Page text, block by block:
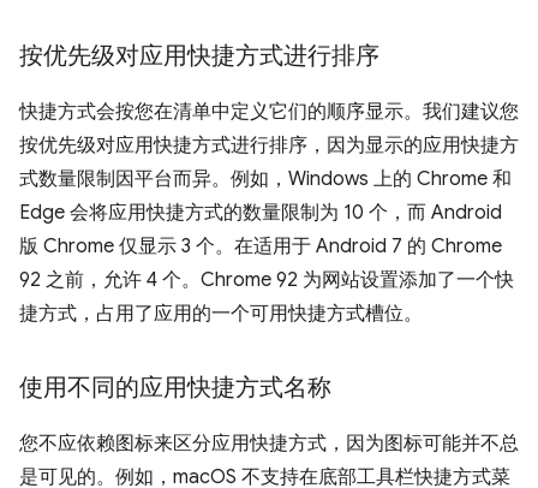
按优先级对应用快捷方式进行排序
快捷方式会按您在清单中定义它们的顺序显示。我们建议您
按优先级对应用快捷方式进行排序，因为显示的应用快捷方
式数量限制因平台而异。例如，Windows 上的 Chrome 和
Edge 会将应用快捷方式的数量限制为 10 个，而 Android
版 Chrome 仅显示 3 个。在适用于 Android 7 的 Chrome
92 之前，允许 4 个。Chrome 92 为网站设置添加了一个快
捷方式，占用了应用的一个可用快捷方式槽位。
使用不同的应用快捷方式名称
您不应依赖图标来区分应用快捷方式，因为图标可能并不总
是可见的。例如，macOS 不支持在底部工具栏快捷方式菜